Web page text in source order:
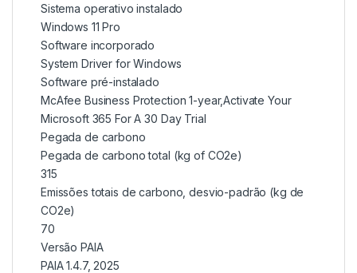
Sistema operativo instalado
Windows 11 Pro
Software incorporado
System Driver for Windows
Software pré-instalado
McAfee Business Protection 1-year,Activate Your
Microsoft 365 For A 30 Day Trial
Pegada de carbono
Pegada de carbono total (kg of CO2e)
315
Emissões totais de carbono, desvio-padrão (kg de
CO2e)
70
Versão PAIA
PAIA 1.4.7, 2025